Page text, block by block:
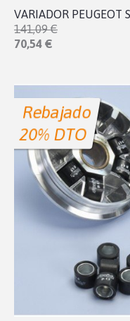
VARIADOR PEUGEOT
141,09 €
70,54 €
Rebajado
20% DTO